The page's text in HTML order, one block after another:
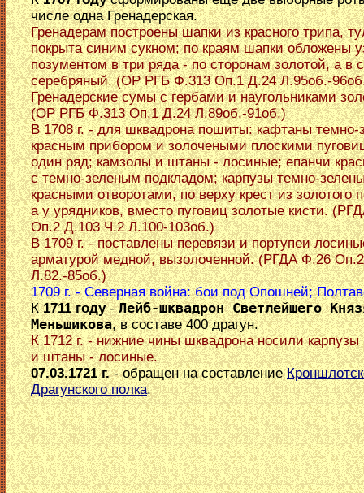
числе одна Гренадерская.
Гренадерам построены шапки из красного трипа,
покрыта синим сукном; по краям шапки обложены
позументом в три ряда - по сторонам золотой, а в
серебряный. (ОР РГБ Ф.313 Оп.1 Д.24 Л.95об.-
Гренадерские сумы с гербами и наугольниками
(ОР РГБ Ф.313 Оп.1 Д.24 Л.89об.-91об.)
В 1708 г. - для шквадрона пошиты: кафтаны темно-
красным прибором и золочеными плоскими
один ряд; камзолы и штаны - лосиные; епанчи
с темно-зеленым подкладом; карпузы темно-
красными отворотами, по верху крест из золотого
а у урядников, вместо пуговиц золотые кисти.
Оп.2 Д.103 Ч.2 Л.100-103об.)
В 1709 г. - поставлены перевязи и портупеи
арматурой медной, вызолоченной. (РГДА Ф.26
Л.82.-85об.)
1709 г. - Северная война: бои под Опошней;
К1711 году-Лейб-шквадрон Светлейшего
Меньшикова, в составе 400 драгун.
К 1712 г. - нижние чины шквадрона носили
и штаны - лосиные.
07.03.1721 г.- обращен на составление
Драгунского полка.